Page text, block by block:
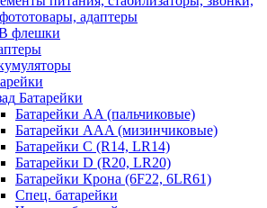
адаптеры
флешки
Батарейки
Батарейки AA (пальчиковые)
Батарейки AAA (мизинчиковые)
Батарейки C (R14, LR14)
Батарейки D (R20, LR20)
Батарейки Крона (6F22, 6LR61)
Спец. батарейки